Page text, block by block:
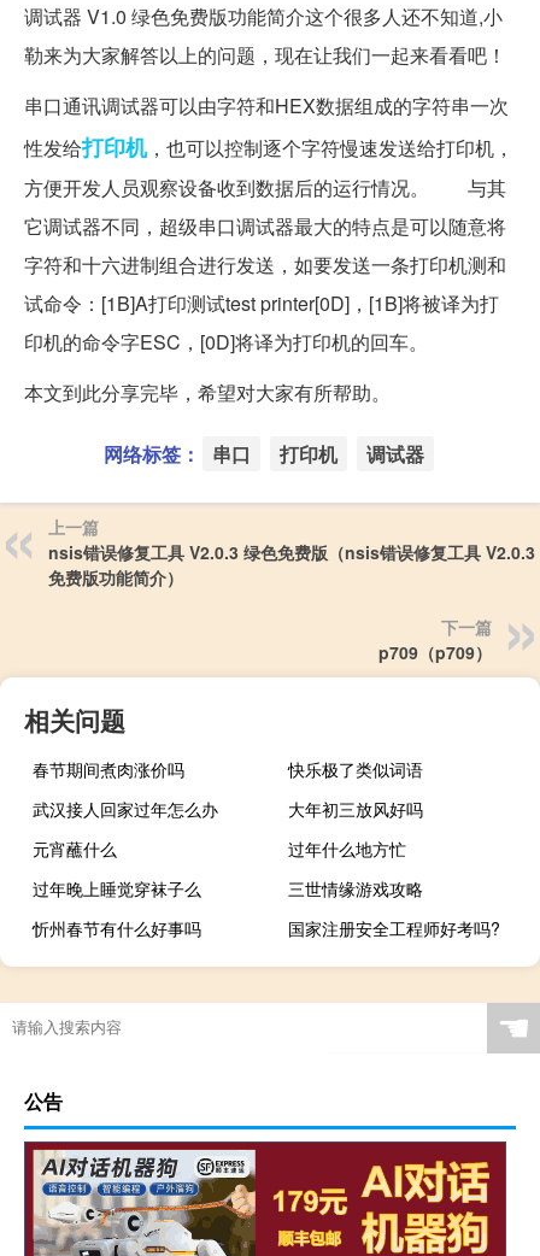
调试器 V1.0 绿色免费版功能简介这个很多人还不知道,小
勒来为大家解答以上的问题，现在让我们一起来看看吧！
串口通讯调试器可以由字符和HEX数据组成的字符串一次
性发给打印机，也可以控制逐个字符慢速发送给打印机，
方便开发人员观察设备收到数据后的运行情况。 与其
它调试器不同，超级串口调试器最大的特点是可以随意将
字符和十六进制组合进行发送，如要发送一条打印机测和
试命令：[1B]A打印测试test printer[0D]，[1B]将被译为打
印机的命令字ESC，[0D]将译为打印机的回车。
本文到此分享完毕，希望对大家有所帮助。
网络标签： 串口 打印机 调试器
上一篇
nsis错误修复工具 V2.0.3 绿色免费版（nsis错误修复工具 V2.0.3
免费版功能简介）
下一篇
p709（p709）
相关问题
春节期间煮肉涨价吗
快乐极了类似词语
武汉接人回家过年怎么办
大年初三放风好吗
元宵蘸什么
过年什么地方忙
过年晚上睡觉穿袜子么
三世情缘游戏攻略
忻州春节有什么好事吗
国家注册安全工程师好考吗?
☚
公告